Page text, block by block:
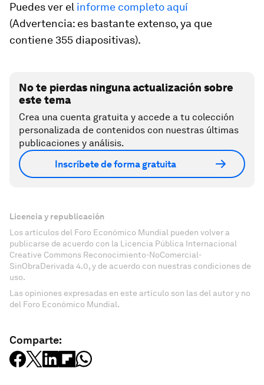
Puedes ver el informe completo aquí
(Advertencia: es bastante extenso, ya que
contiene 355 diapositivas).
No te pierdas ninguna actualización sobre
este tema
Crea una cuenta gratuita y accede a tu colección
personalizada de contenidos con nuestras últimas
publicaciones y análisis.
Inscríbete de forma gratuita
Licencia y republicación
Los artículos del Foro Económico Mundial pueden volver a
publicarse de acuerdo con la Licencia Pública Internacional
Creative Commons Reconocimiento-NoComercial-
SinObraDerivada 4.0, y de acuerdo con nuestras condiciones de
uso.
Las opiniones expresadas en este artículo son las del autor y no
del Foro Económico Mundial.
Comparte: